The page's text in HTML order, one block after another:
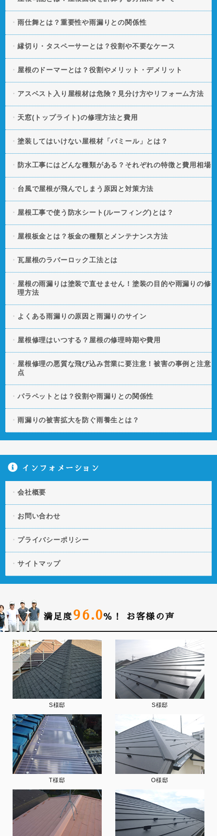
雨仕舞とは？重要性や雨漏りとの関係性
縁切り・タスペーサーとは？役割や不要なケース
屋根のドーマーとは？役割やメリット・デメリット
アスベスト入り屋根材は危険？見分け方やリフォーム方法
天窓(トップライト)の修理方法と費用
塗装してはいけない屋根材「パミール」とは？
防水工事にはどんな種類がある？それぞれの特徴と費用相場
台風で屋根が飛んでしまう原因と対策方法
屋根工事で使う防水シート(ルーフィング)とは？
屋根板金とは？板金の種類とメンテナンス方法
瓦屋根のラバーロック工法とは
屋根の雨漏りは塗装で直せません！塗装の目的や雨漏りの修
理方法
よくある雨漏りの原因と雨漏りのサイン
屋根修理はいつする？屋根の修理時期や費用
屋根修理の悪質な飛び込み営業に要注意！被害の事例と注意
点
パラペットとは？役割や雨漏りとの関係性
雨漏りの被害拡大を防ぐ雨養生とは？
インフォメーション
会社概要
お問い合わせ
プライバシーポリシー
サイトマップ
満足度 96.0％！ お客様の声
S様邸 S様邸
T様邸 O様邸